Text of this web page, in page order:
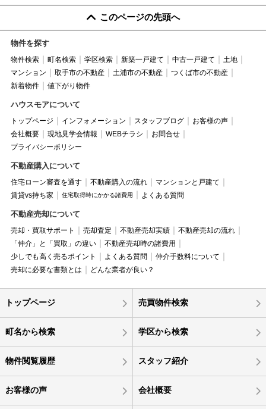
このページの先頭へ
物件を探す
物件検索 町名検索 学区検索 新築一戸建て 中古一戸建て
土地
マンション
取手市の不動産 土浦市の不動産
つくば市の不動産
新着物件
値下がり物件
ハウスモアについて
トップページ インフォメーション スタッフブログ
お客様の声
会社概要
現地見学会情報 WEBチラシ
お問合せ
プライバシーポリシー
不動産購入について
住宅ローン審査を通す 不動産購入の流れ
マンションと戸建て
賃貸vs持ち家
住宅取得時にかかる諸費用 よくある質問
不動産売却について
売却・買取サポート 売却査定 不動産売却実績
不動産売却の流れ
「仲介」と「買取」の違い
不動産売却時の諸費用
少しでも高く売るポイント
よくある質問
仲介手数料について
売却に必要な書類とは
どんな業者が良い？
トップページ 売買物件検索
町名から検索 学区から検索
物件閲覧履歴 スタッフ紹介
お客様の声 会社概要